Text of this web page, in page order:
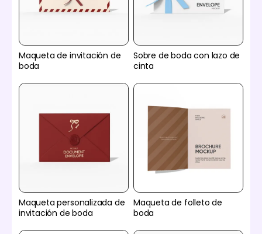
Maqueta de invitación de
boda
Sobre de boda con lazo de
cinta
Maqueta personalizada de
invitación de boda
Maqueta de folleto de
boda